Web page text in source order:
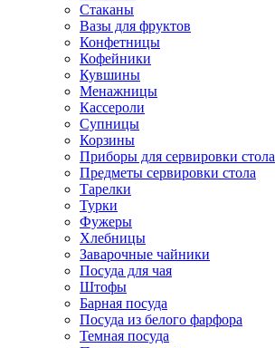
Стаканы
Вазы для фруктов
Конфетницы
Кофейники
Кувшины
Менажницы
Кассероли
Супницы
Корзины
Приборы для сервировки стола
Предметы сервировки стола
Тарелки
Турки
Фужеры
Хлебницы
Заварочные чайники
Посуда для чая
Штофы
Барная посуда
Посуда из белого фарфора
Темная посуда